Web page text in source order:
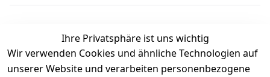
Kundenbewertungen
Ihre Privatsphäre ist uns wichtig
Wir verwenden Cookies und ähnliche Technologien auf
unserer Website und verarbeiten personenbezogene